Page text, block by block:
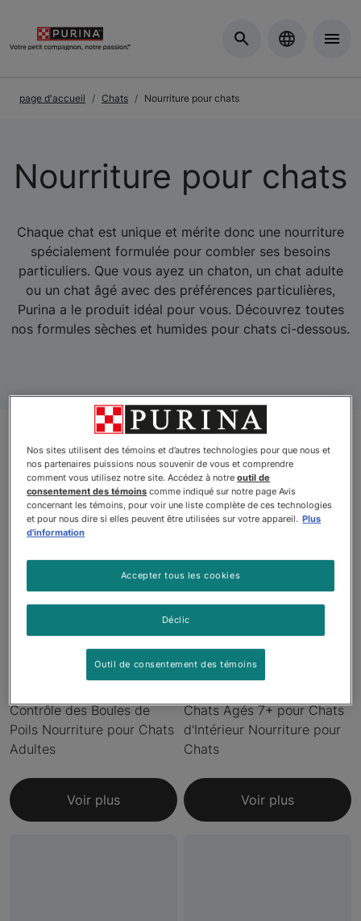
page d'accueil Chats Nourriture pour chats
Nourriture pour chats
Chaque chat est unique et mérite donc une nourriture
spécialement formulée pour combler ses besoins
particuliers. Que vous ayez un chaton, un chat adulte
ou un chat âgé avec des préférences particulières,
Purina a le produit idéal pour vous. Découvrez toutes
nos formules sèches et humides pour chats ci-dessous.
Produits
Contrôle des Boules de
Poils Nourriture pour Chats
Adultes
Voir plus
Chats Âgés 7+ pour Chats
d'Intérieur Nourriture pour
Chats
Voir plus
Nos sites utilisent des témoins et d’autres technologies pour que nous et
nos partenaires puissions nous souvenir de vous et comprendre
comment vous utilisez notre site. Accédez à notreoutil de
consentement des témoins comme indiqué sur notre page Avis
concernant les témoins, pour voir une liste complète de ces technologies
et pour nous dire si elles peuvent être utilisées sur votre appareil. Plus
d'information
Déclic
Accepter tous les cookies
Outil de consentement des témoins